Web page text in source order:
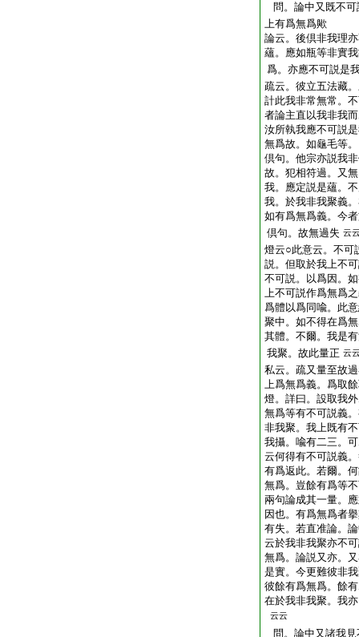
問。論中又既不
上有爲無爲歟
論云。後倶非我理
蘊。應如瓶等非實
爲。亦應不可説是
疏云。彼立五法藏
計此我非常無常。
者論主直以我非我
汝所執我應不可説
無爲故。如龜毛等
倶句。他宗亦説我
故。犯相符過。又
我。應定説是蘊。
我。於我非我聚義
如有爲無爲義。今
倶句。故無過失 云
燈云○此意云。不可
説。但取於我上不
不可説。以爲因。
上不可説作爲無爲
爲體以爲同喩。此
聚中。如不得在爲
其體。不爾。我是
我聚。故此量正 云
私云。疏又量至故
上爲無爲義。爲取
燈。詳曰。設取我
無爲等有不可説義
非我聚。我上既有
我攝。喩有二三。
云何得有不可説義
有爲返此。若爾。
無爲。豈餘有爲等
兩句論成其一量。
因也。有爲無爲者
有失。若直准論。
云於我非我聚亦不
無爲。論説又亦。
是實。今更難彼非
彼餘有爲無爲。餘
在於我非我聚。我
云云
問。論中又諸我